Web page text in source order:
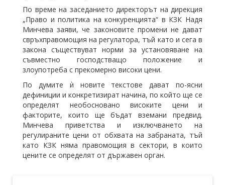
По време на заседанието директорът на дирекция
„Право и политика на конкуренцията“ в КЗК Надя
Минчева заяви, че законовите промени не дават
свръхправомощия на регулатора, тъй като и сега в
закона съществуват норми за установяване на
съвместно господстващо положение и
злоупотреба с прекомерно високи цени.
По думите ѝ новите текстове дават по-ясни
дефиниции и конкретизират начина, по който ще се
определят необосновано високите цени и
факторите, които ще бъдат вземани предвид.
Минчева приветства и изключването на
регулираните цени от обхвата на забраната, тъй
като КЗК няма правомощия в сектори, в които
цените се определят от държавен орган.